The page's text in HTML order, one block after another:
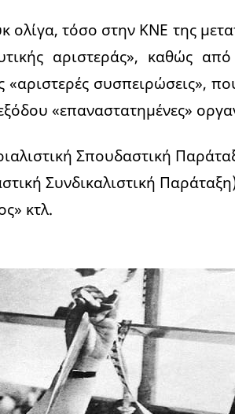
ολίγα, τόσο στην ΚΝΕ της
αριστεράς», καθώς
«αριστερές συσπειρώσεις»,
«επαναστατημένες»
Σπουδαστική
Συνδικαλιστική
κτλ.